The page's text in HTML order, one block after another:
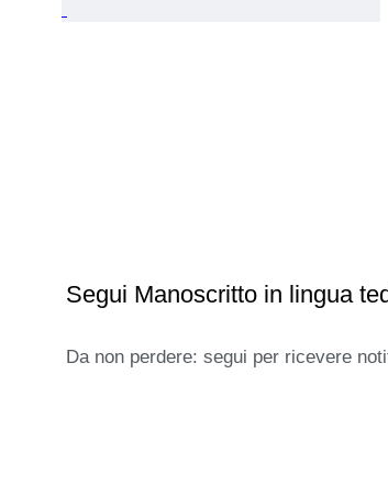
Segui Manoscritto in lingua
Da non perdere: segui per ricevere